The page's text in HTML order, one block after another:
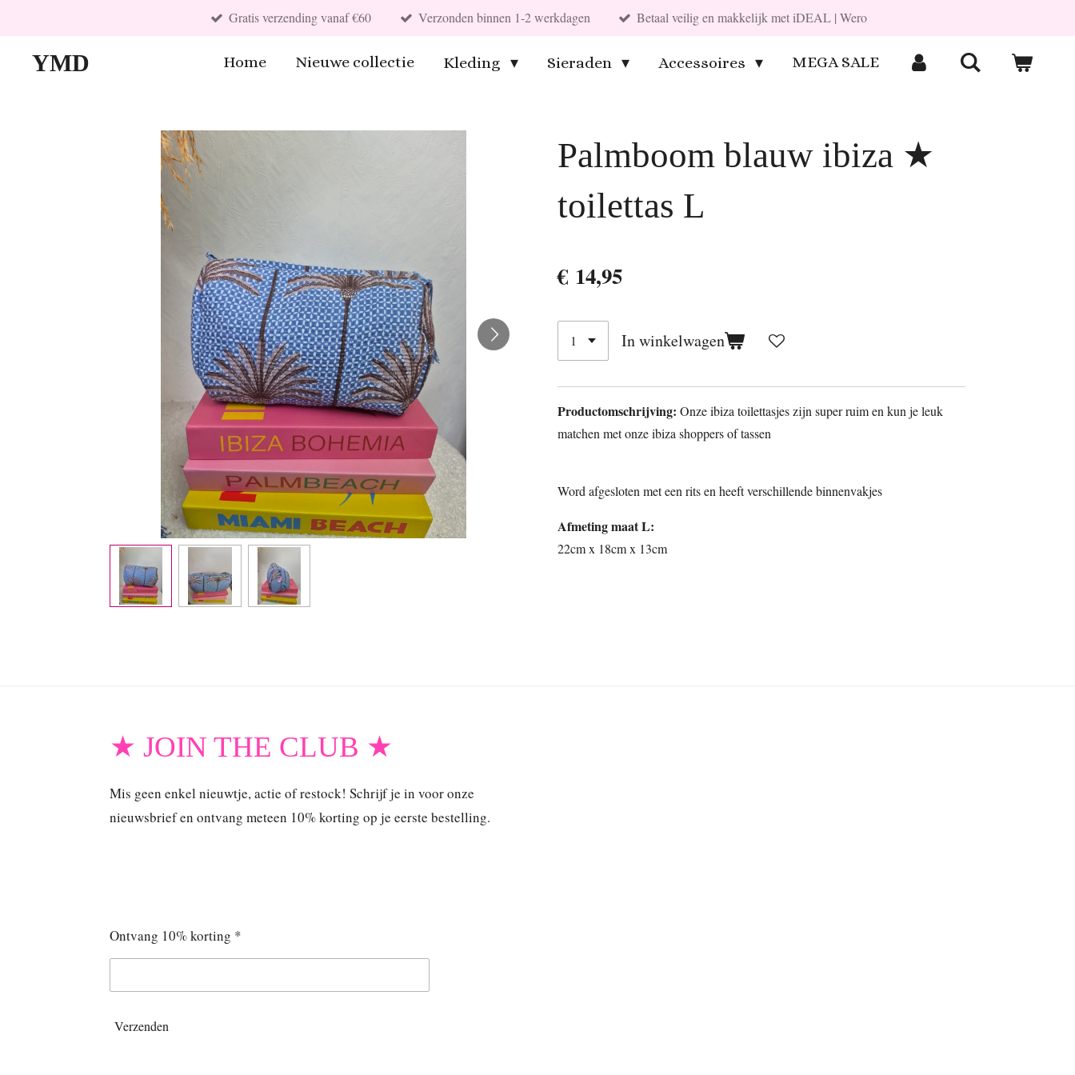
Gratis verzending vanaf €60 Verzonden binnen 1-2 werkdagen Betaal veilig en makkelijk met iDEAL | Wero
YMD Home Nieuwe collectie Kleding Sieraden Accessoires MEGA SALE
Palmboom blauw ibiza ★
toilettas L
€ 14,95
In winkelwagen
Productomschrijving: Onze ibiza toilettasjes zijn super ruim en kun je leuk
matchen met onze ibiza shoppers of tassen
Word afgesloten met een rits en heeft verschillende binnenvakjes
Afmeting maat L:
22cm x 18cm x 13cm
★ JOIN THE CLUB ★
Mis geen enkel nieuwtje, actie of restock! Schrijf je in voor onze
nieuwsbrief en ontvang meteen 10% korting op je eerste bestelling.
Ontvang 10% korting *
Verzenden